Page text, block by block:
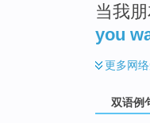
当我
you
更多网
双语例